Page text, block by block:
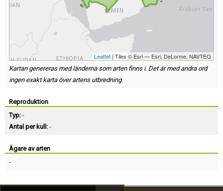
Leaflet | Tiles © Esri — Esri, DeLorme, NAVTEQ
Kartan genereras med länderna som arten finns i. Det är med andra ord
ingen exakt karta över artens utbredning.
Reproduktion
Typ: -
Antal per kull: -
Ägare av arten
-